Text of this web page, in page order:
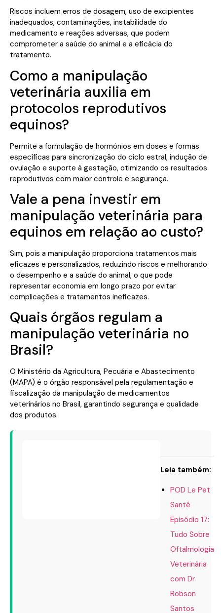
Riscos incluem erros de dosagem, uso de excipientes
inadequados, contaminações, instabilidade do
medicamento e reações adversas, que podem
comprometer a saúde do animal e a eficácia do
tratamento.
Como a manipulação
veterinária auxilia em
protocolos reprodutivos
equinos?
Permite a formulação de hormônios em doses e formas
específicas para sincronização do ciclo estral, indução de
ovulação e suporte à gestação, otimizando os resultados
reprodutivos com maior controle e segurança.
Vale a pena investir em
manipulação veterinária para
equinos em relação ao custo?
Sim, pois a manipulação proporciona tratamentos mais
eficazes e personalizados, reduzindo riscos e melhorando
o desempenho e a saúde do animal, o que pode
representar economia em longo prazo por evitar
complicações e tratamentos ineficazes.
Quais órgãos regulam a
manipulação veterinária no
Brasil?
O Ministério da Agricultura, Pecuária e Abastecimento
(MAPA) é o órgão responsável pela regulamentação e
fiscalização da manipulação de medicamentos
veterinários no Brasil, garantindo segurança e qualidade
dos produtos.
Leia também:
POD Le Pet
Santé
Episódio 17:
Tudo Sobre
Oftalmologia
Veterinária
com Dr.
Robson
Santos